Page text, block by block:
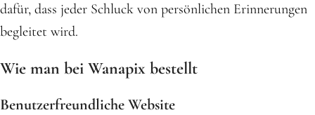
dafür, dass jeder Schluck von persönlichen Erinnerungen
begleitet wird.
Wie man bei Wanapix bestellt
Benutzerfreundliche Website